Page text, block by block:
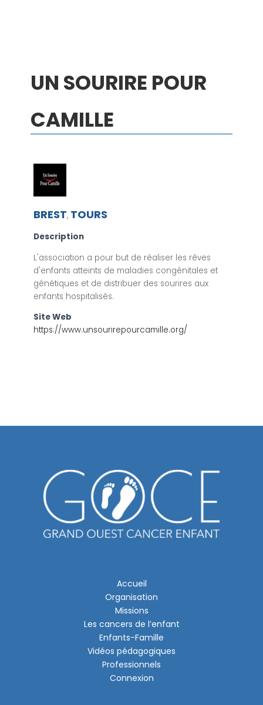
UN SOURIRE POUR
CAMILLE
BREST, TOURS
Description
L'association a pour but de réaliser les rêves
d'enfants atteints de maladies congénitales et
génétiques et de distribuer des sourires aux
enfants hospitalisés.
Site Web
https://www.unsourirepourcamille.org/
Accueil
Organisation
Missions
Les cancers de l’enfant
Enfants-Famille
Vidéos pédagogiques
Professionnels
Connexion